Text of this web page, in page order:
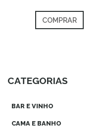
CATEGORIAS
BAR E VINHO
CAMA E BANHO
COMPRAR